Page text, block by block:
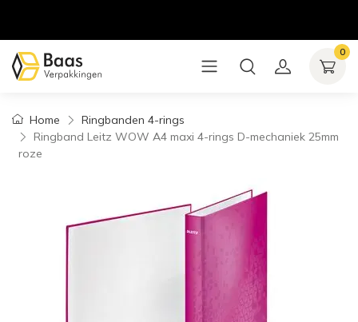
0
Home
Ringbanden 4-rings
Ringband Leitz WOW A4 maxi 4-rings D-mechaniek 25mm
roze